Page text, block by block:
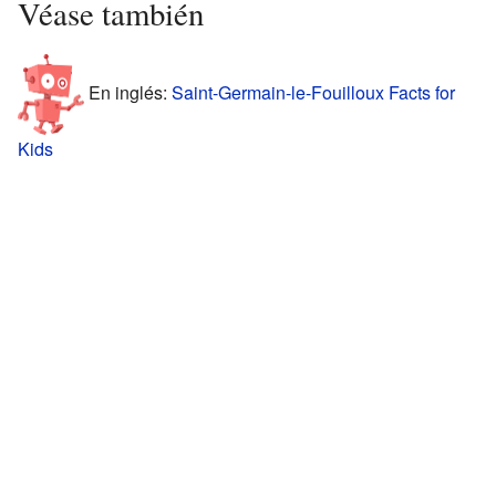
Véase también
En inglés: Saint-Germain-le-Fouilloux Facts for
Kids